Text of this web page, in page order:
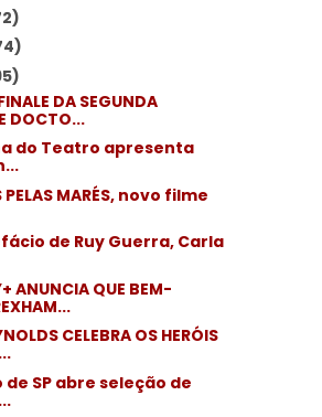
DA SEGUNDA
DOCTO...
do Teatro apresenta
MARÉS, novo filme
de Ruy Guerra, Carla
ANUNCIA QUE BEM-
CELEBRA OS HERÓIS
SP abre seleção de